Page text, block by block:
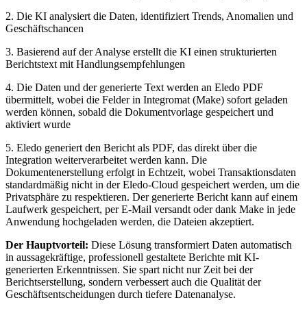
2. Die KI analysiert die Daten, identifiziert Trends, Anomalien und
Geschäftschancen
3. Basierend auf der Analyse erstellt die KI einen strukturierten
Berichtstext mit Handlungsempfehlungen
4. Die Daten und der generierte Text werden an Eledo PDF
übermittelt, wobei die Felder in Integromat (Make) sofort geladen
werden können, sobald die Dokumentvorlage gespeichert und
aktiviert wurde
5. Eledo generiert den Bericht als PDF, das direkt über die
Integration weiterverarbeitet werden kann. Die
Dokumentenerstellung erfolgt in Echtzeit, wobei Transaktionsdaten
standardmäßig nicht in der Eledo-Cloud gespeichert werden, um die
Privatsphäre zu respektieren. Der generierte Bericht kann auf einem
Laufwerk gespeichert, per E-Mail versandt oder dank Make in jede
Anwendung hochgeladen werden, die Dateien akzeptiert.
Der Hauptvorteil: Diese Lösung transformiert Daten automatisch
in aussagekräftige, professionell gestaltete Berichte mit KI-
generierten Erkenntnissen. Sie spart nicht nur Zeit bei der
Berichtserstellung, sondern verbessert auch die Qualität der
Geschäftsentscheidungen durch tiefere Datenanalyse.